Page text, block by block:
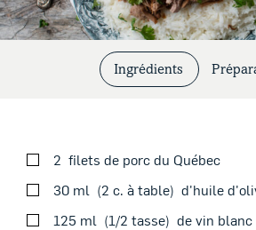
Ingrédients
2 filets de porc du Québec
30 ml
2 c. à table d'huile
125 ml
1/2 tasse de vin blanc
VOIRAU FOURVOIRÀ